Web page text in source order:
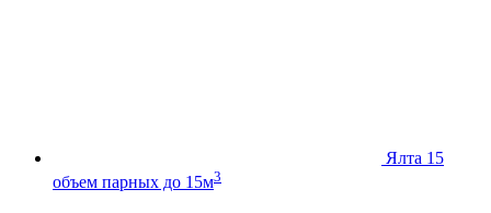
Ялта 15
объем парных до 15м3